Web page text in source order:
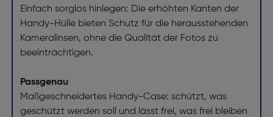
Einfach sorglos hinlegen: Die erhöhten Kanten der
Handy-Hülle bieten Schutz für die herausstehenden
Kameralinsen, ohne die Qualität der Fotos zu
beeinträchtigen.
Passgenau
Maßgeschneidertes Handy-Case: schützt, was
geschützt werden soll und lässt frei, was frei bleiben